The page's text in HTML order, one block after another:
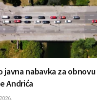
javna nabavka za
Andrića